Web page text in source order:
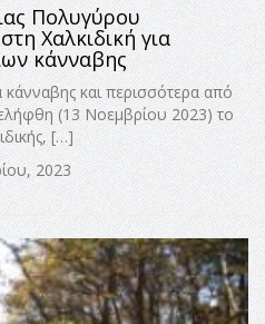
Πολυγύρου
Χαλκιδική για
κάνναβης
και περισσότερα από
(13 Νοεμβρίου 2023) το
[…]
2023